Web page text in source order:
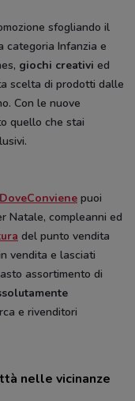
sfogliando il
categoria Infanzia e
giochi creativi ed
scelta di prodotti dalle
Con le nuove
quello che stai
puoi
Natale, compleanni ed
del punto vendita
vendita e lasciati
assortimento di
e rivenditori
nelle vicinanze